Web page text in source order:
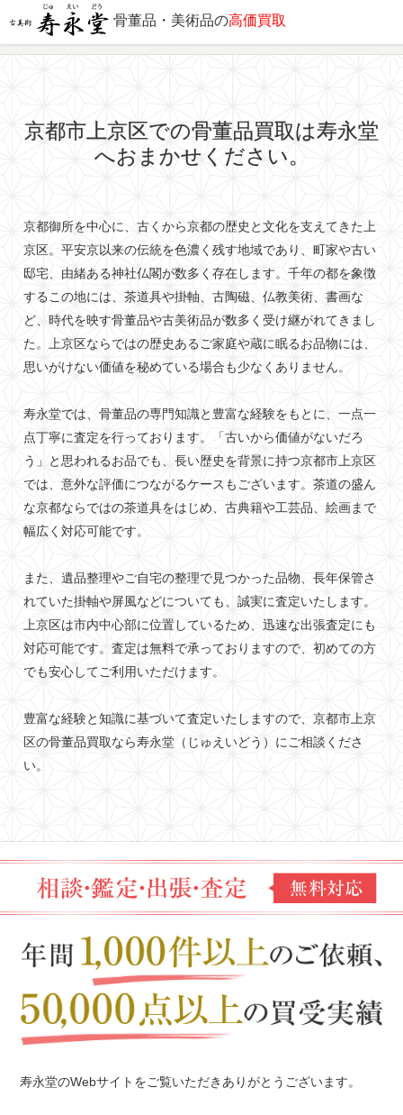
骨董品・美術品の高価買取
出張対応エリア
京都市上京区での骨董品買取は寿永堂
へおまかせください。
京都御所を中心に、古くから京都の歴史と文化を支えてきた上
京区。平安京以来の伝統を色濃く残す地域であり、町家や古い
邸宅、由緒ある神社仏閣が数多く存在します。千年の都を象徴
するこの地には、茶道具や掛軸、古陶磁、仏教美術、書画な
ど、時代を映す骨董品や古美術品が数多く受け継がれてきまし
た。上京区ならではの歴史あるご家庭や蔵に眠るお品物には、
思いがけない価値を秘めている場合も少なくありません。
寿永堂では、骨董品の専門知識と豊富な経験をもとに、一点一
点丁寧に査定を行っております。「古いから価値がないだろ
う」と思われるお品でも、長い歴史を背景に持つ京都市上京区
では、意外な評価につながるケースもございます。茶道の盛ん
な京都ならではの茶道具をはじめ、古典籍や工芸品、絵画まで
幅広く対応可能です。
また、遺品整理やご自宅の整理で見つかった品物、長年保管さ
れていた掛軸や屏風などについても、誠実に査定いたします。
上京区は市内中心部に位置しているため、迅速な出張査定にも
対応可能です。査定は無料で承っておりますので、初めての方
でも安心してご利用いただけます。
豊富な経験と知識に基づいて査定いたしますので、京都市上京
区の骨董品買取なら寿永堂（じゅえいどう）にご相談くださ
い。
寿永堂のWebサイトをご覧いただきありがとうございます。